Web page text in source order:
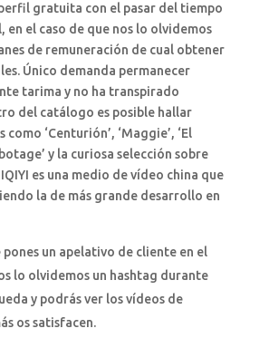
gratuita con el pasar del tiempo
el caso de que nos lo olvidemos
de remuneración de cual obtener
Único demanda permanecer
tarima y no ha transpirado
del catálogo es posible hallar
‘Centurión’, ‘Maggie’, ‘El
y la curiosa selección sobre
es una medio de vídeo china que
la de más grande desarrollo en
un apelativo de cliente en el
lo olvidemos un hashtag durante
y podrás ver los vídeos de
os satisfacen.